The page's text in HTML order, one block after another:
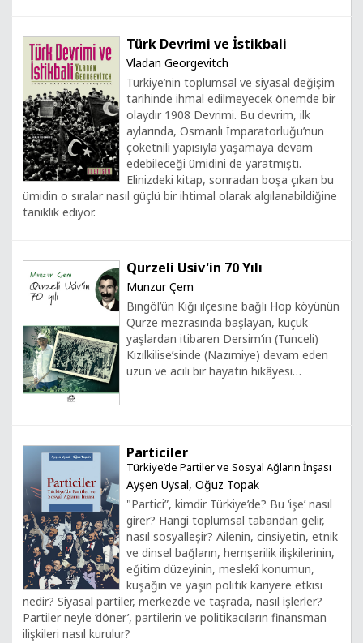
Türk Devrimi ve İstikbali
Vladan Georgevitch
Türkiye’nin toplumsal ve siyasal değişim
tarihinde ihmal edilmeyecek önemde bir
olaydır 1908 Devrimi. Bu devrim, ilk
aylarında, Osmanlı İmparatorluğu’nun
çoketnili yapısıyla yaşamaya devam
edebileceği ümidini de yaratmıştı.
Elinizdeki kitap, sonradan boşa çıkan bu
ümidin o sıralar nasıl güçlü bir ihtimal olarak algılanabildiğine
tanıklık ediyor.
Qurzeli Usiv'in 70 Yılı
Munzur Çem
Bingöl’ün Kiğı ilçesine bağlı Hop köyünün
Qurze mezrasında başlayan, küçük
yaşlardan itibaren Dersim’in (Tunceli)
Kızılkilise’sinde (Nazımiye) devam eden
uzun ve acılı bir hayatın hikâyesi…
Particiler
Türkiye’de Partiler ve Sosyal Ağların İnşası
Ayşen Uysal, Oğuz Topak
"Partici”, kimdir Türkiye’de? Bu ‘işe’ nasıl
girer? Hangi toplumsal tabandan gelir,
nasıl sosyalleşir? Ailenin, cinsiyetin, etnik
ve dinsel bağların, hemşerilik ilişkilerinin,
eğitim düzeyinin, meslekî konumun,
kuşağın ve yaşın politik kariyere etkisi
nedir? Siyasal partiler, merkezde ve taşrada, nasıl işlerler?
Partiler neyle ‘döner’, partilerin ve politikacıların finansman
ilişkileri nasıl kurulur?